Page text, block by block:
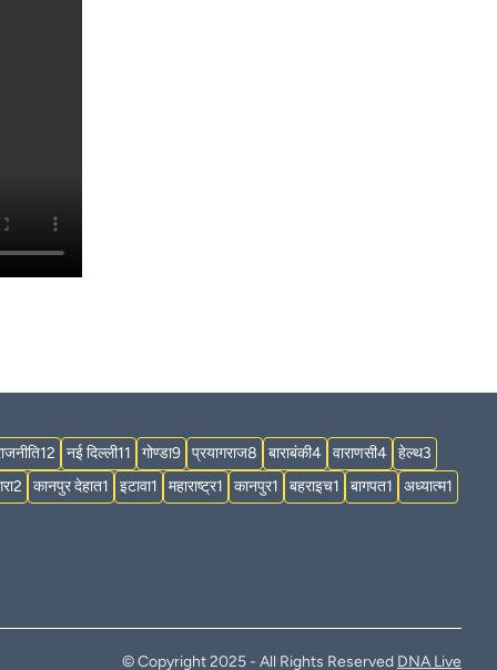
12 नई दिल्ली11 गोण्डा9 प्रयागराज8 बाराबंकी4 वाराणसी4 हेल्थ3
2 कानपुर देहात1 इटावा1 महाराष्ट्र1 कानपुर1 बहराइच1 बागपत1 अध्यात्म1
© Copyright 2025 - All Rights Reserved DNA Live